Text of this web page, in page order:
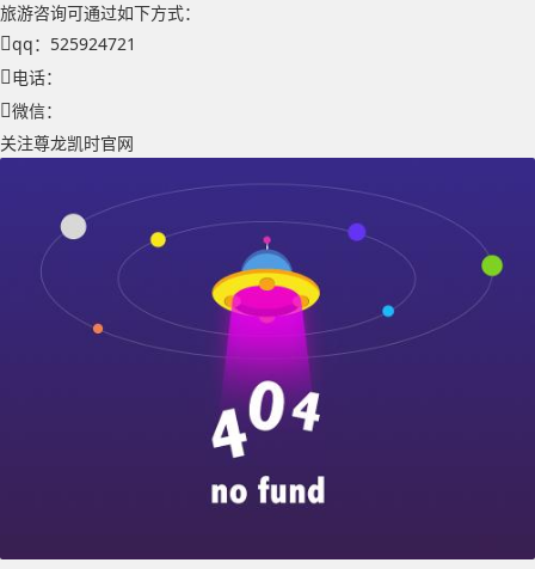
旅游咨询可通过如下方式：
qq：525924721
电话：
微信：
关注尊龙凯时官网